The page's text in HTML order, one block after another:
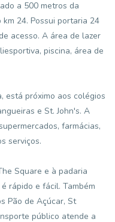
a 500 metros da
24. Possui portaria 24
acesso. A área de lazer
piscina, área de
está próximo aos colégios
e St. John's. A
farmácias,
serviços.
Square e à padaria
rápido e fácil. Também
Pão de Açúcar, St
público atende a